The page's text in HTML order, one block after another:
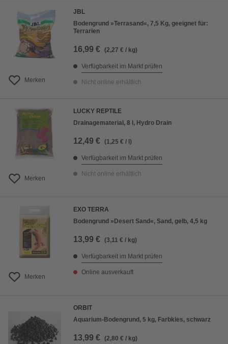
Merken
JBL
Bodengrund »Terrasand«, 7,5 Kg, geeignet für:
Terrarien
16,99 € (2,27 € / kg)
Verfügbarkeit im Markt prüfen
Nicht online erhältlich
Merken
LUCKY REPTILE
Drainagematerial, 8 l, Hydro Drain
12,49 € (1,25 € / l)
Verfügbarkeit im Markt prüfen
Nicht online erhältlich
Merken
EXO TERRA
Bodengrund »Desert Sand«, Sand, gelb, 4,5 kg
13,99 € (3,11 € / kg)
Verfügbarkeit im Markt prüfen
Online ausverkauft
ORBIT
Aquarium-Bodengrund, 5 kg, Farbkies, schwarz
13,99 € (2,80 € / kg)